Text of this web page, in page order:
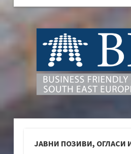
ЈАВНИ ПОЗИВИ, ОГЛАСИ